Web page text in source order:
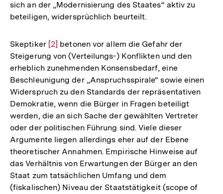
sich an der „Modernisierung des Staates“ aktiv zu
beteiligen, widersprüchlich beurteilt.
Skeptiker Zur
Auflösung
der
Fußnote
[2] betonen vor allem die Gefahr der
Steigerung von (Verteilungs-) Konflikten und den
erheblich zunehmenden Konsensbedarf, eine
Beschleunigung der „Anspruchsspirale“ sowie einen
Widerspruch zu den Standards der repräsentativen
Demokratie, wenn die Bürger in Fragen beteiligt
werden, die an sich Sache der gewählten Vertreter
oder der politischen Führung sind. Viele dieser
Argumente liegen allerdings eher auf der Ebene
theoretischer Annahmen. Empirische Hinweise auf
das Verhältnis von Erwartungen der Bürger an den
Staat zum tatsächlichen Umfang und dem
(fiskalischen) Niveau der Staatstätigkeit (scope of